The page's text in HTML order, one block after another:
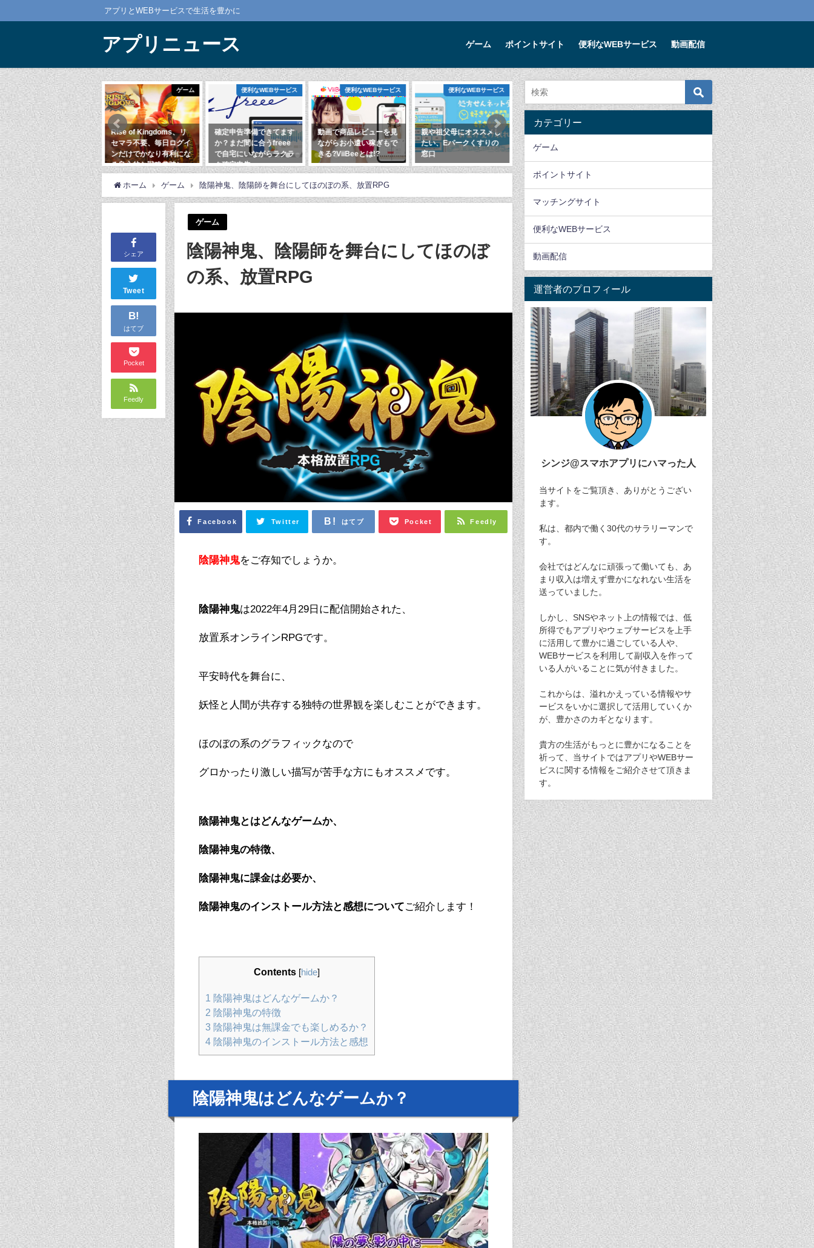
アプリとWEBサービスで生活を豊かに
アプリニュース ゲーム ポイントサイト 便利なWEBサービス 動画配信
ゲーム
セマラいらな
5000万ダウ
大人気
日
ゲーム
Rise of Kingdoms、リ
セマラ不要、毎日ログイ
ンだけでかなり有利にな
る良心的な戦略趣味レー
ションゲーム
便利なWEBサービス
確定申告準備できてます
か？まだ間に合うfreee
で自宅にいながらラクラ
ク確定申告
便利なWEBサービス
動画で商品レビューを見
ながらお小遣い稼ぎもで
きる?ViiBeeとは!?
2020年3月21日
便利なWEBサービス
親や祖父母にオススメし
たい、Eパークくすりの
窓口
2020年3月14日
2021年3月オススメアプ
リゲーム【3選】
魔剣伝説リセマラいらな
い？全世界5000万ダウ
ンロードの大人気
MMORPG
2020年9月11日
セマ
ン
る
ショ
2020
ホーム ゲーム 陰陽神鬼、陰陽師を舞台にしてほのぼの系、放置RPG
シェア
Tweet
B!
はてブ
Pocket
Feedly
ゲーム
陰陽神鬼、陰陽師を舞台にしてほのぼ
の系、放置RPG
Facebook Twitter はてブ Pocket Feedly
陰陽神鬼をご存知でしょうか。
陰陽神鬼は2022年4月29日に配信開始された、
放置系オンラインRPGです。
平安時代を舞台に、
妖怪と人間が共存する独特の世界観を楽しむことができます。
ほのぼの系のグラフィックなので
グロかったり激しい描写が苦手な方にもオススメです。
陰陽神鬼とはどんなゲームか、
陰陽神鬼の特徴、
陰陽神鬼に課金は必要か、
陰陽神鬼のインストール方法と感想について ご紹介します！
Contents [hide]
1
陰陽神鬼はどんなゲームか？
2 陰陽神鬼の特徴
3 陰陽神鬼は無課金でも楽しめるか？
4 陰陽神鬼のインストール方法と感想
陰陽神鬼はどんなゲームか？
カテゴリー
ゲーム
ポイントサイト
マッチングサイト
便利なWEBサービス
動画配信
運営者のプロフィール
シンジ@スマホアプリにハマった人
当サイトをご覧頂き、ありがとうござい
ます。
私は、都内で働く30代のサラリーマンで
す。
会社ではどんなに頑張って働いても、あ
まり収入は増えず豊かになれない生活を
送っていました。
しかし、SNSやネット上の情報では、低
所得でもアプリやウェブサービスを上手
に活用して豊かに過ごしている人や、
WEBサービスを利用して副収入を作って
いる人がいることに気が付きました。
これからは、溢れかえっている情報やサ
ービスをいかに選択して活用していくか
が、豊かさのカギとなります。
貴方の生活がもっとに豊かになることを
祈って、当サイトではアプリやWEBサー
ビスに関する情報をご紹介させて頂きま
す。